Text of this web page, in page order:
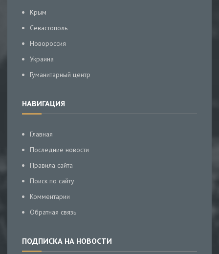
Крым
Севастополь
Новороссия
Украина
Гуманитарный центр
НАВИГАЦИЯ
Главная
Последние новости
Правила сайта
Поиск по сайту
Комментарии
Обратная связь
ПОДПИСКА НА НОВОСТИ